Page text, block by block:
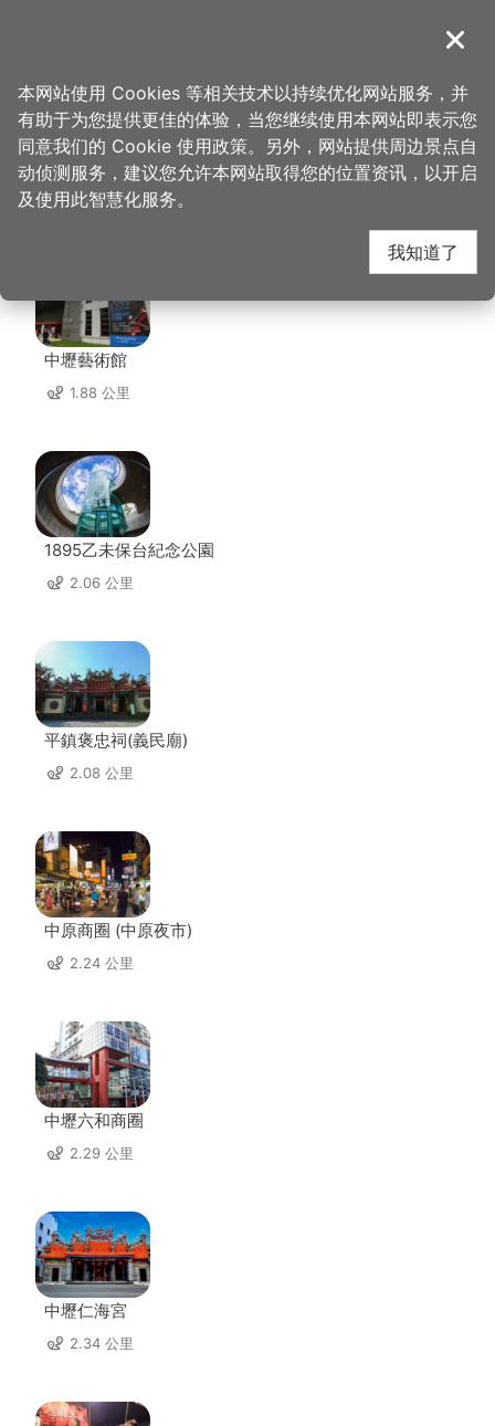
導覽
首页 > 想去的地方 > 美食、购物 > 善园客家小馆
善园客家小馆 周边景点
中壢藝術館
1.88 公里
1895乙未保台紀念公園
2.06 公里
平鎮褒忠祠(義民廟)
2.08 公里
中原商圈 (中原夜市)
2.24 公里
中壢六和商圈
2.29 公里
中壢仁海宮
2.34 公里
关闭
本网站使用 Cookies 等相关技术以持续优化网站服务，并
有助于为您提供更佳的体验，当您继续使用本网站即表示您
同意我们的 Cookie 使用政策。另外，网站提供周边景点自
动侦测服务，建议您允许本网站取得您的位置资讯，以开启
及使用此智慧化服务。
我知道了